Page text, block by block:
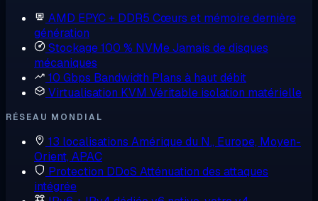
AMD EPYC + DDR5 Cœurs et mémoire dernière
génération
Stockage 100 % NVMeJamais de disques
mécaniques
10 Gbps Bandwidth Plans à haut débit
Virtualisation KVM Véritable isolation matérielle
RÉSEAU MONDIAL
13 localisations Amérique du N., Europe, Moyen-
Orient, APAC
Protection DDoS Atténuation des attaques
intégrée